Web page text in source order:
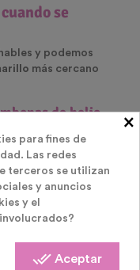
se
y podemos
más cercano
de helio,
dar
quejas
( 56 OTROS
×
para fines de
Las redes
terceros se utilizan
y anuncios
y el
done_all Aceptar